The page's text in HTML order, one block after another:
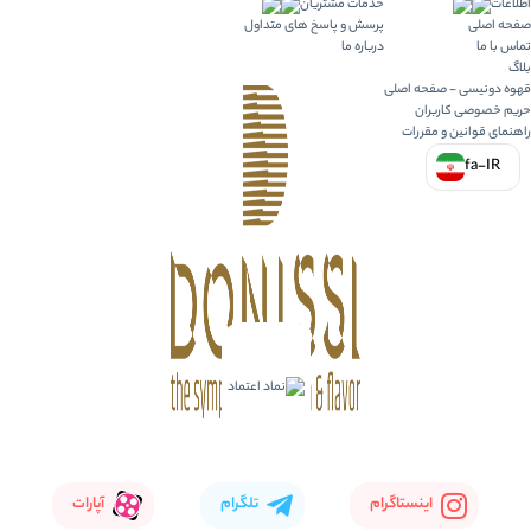
صفحه اصلی
تماس با ما
بلاگ
قهوه دونیسی - صفحه اصلی
حریم خصوصی کاربران
راهنمای قوانین و مقررات
پرسش و پاسخ های متداول
درباره ما
fa-IR
اینستاگرام تلگرام آپارات